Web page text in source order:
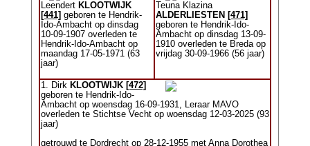
Leendert KLOOTWIJK
[441] geboren te Hendrik-
Ido-Ambacht op dinsdag
10-09-1907 overleden te
Hendrik-Ido-Ambacht op
maandag 17-05-1971 (63
jaar)
Teuna Klazina
ALDERLIESTEN [471]
geboren te Hendrik-Ido-
Ambacht op dinsdag 13-09-
1910 overleden te Breda op
vrijdag 30-09-1966 (56 jaar)
1. Dirk KLOOTWIJK [472]
geboren te Hendrik-Ido-
Ambacht op woensdag 16-09-1931, Leraar MAVO
overleden te Stichtse Vecht op woensdag 12-03-2025 (93
jaar)
getrouwd te Dordrecht op 28-12-1955 met Anna Dorothea